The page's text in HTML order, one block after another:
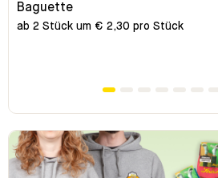
Baguette
ab 2 Stück um € 2,30 pro Stück